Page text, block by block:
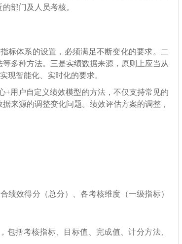
部门及人员考核。
标体系的设置，必须满足不断变化的要求。二
多种方法。三是实绩数据来源，原则上应当从
现智能化、实时化的要求。
+用户自定义绩效模型的方法，不仅支持常见的
来源的调整变化问题。绩效评估方案的调整，
绩效得分（总分）、各考核维度（一级指标）
包括考核指标、目标值、完成值、计分方法、